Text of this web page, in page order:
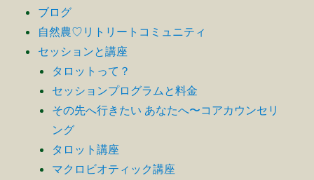
ブログ
自然農♡リトリートコミュニティ
セッションと講座
タロットって？
セッションプログラムと料金
その先へ行きたい あなたへ〜コアカウンセリ
ング
タロット講座
マクロビオティック講座